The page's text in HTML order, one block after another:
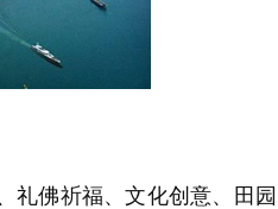
佛祈福、文化创意、田园